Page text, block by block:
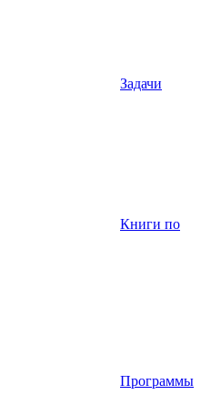
Задачи
Книги по
Программы